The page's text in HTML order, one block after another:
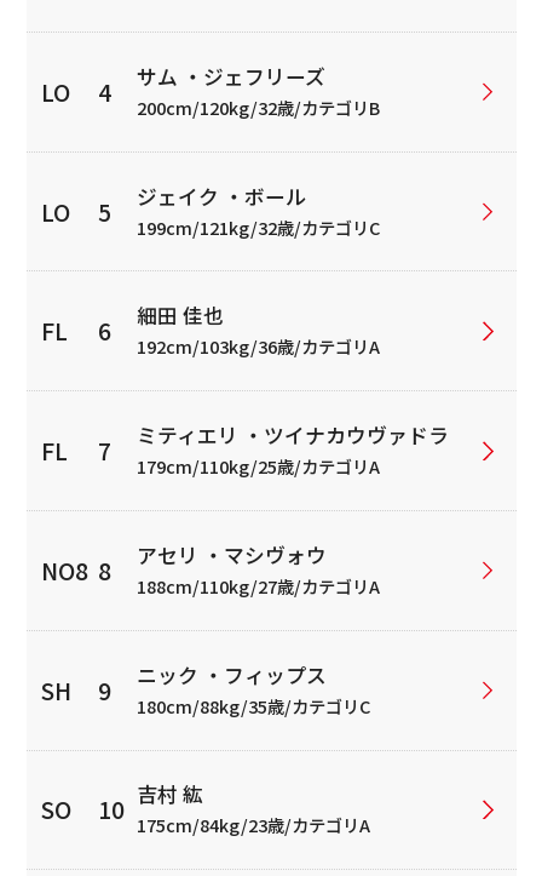
サム ・ジェフリーズ
200cm/120kg/32歳/カテゴリB
ジェイク ・ボール
199cm/121kg/32歳/カテゴリC
細田 佳也
192cm/103kg/36歳/カテゴリA
ミティエリ ・ツイナカウヴァドラ
179cm/110kg/25歳/カテゴリA
アセリ ・マシヴォウ
188cm/110kg/27歳/カテゴリA
ニック ・フィップス
180cm/88kg/35歳/カテゴリC
吉村 紘
175cm/84kg/23歳/カテゴリA